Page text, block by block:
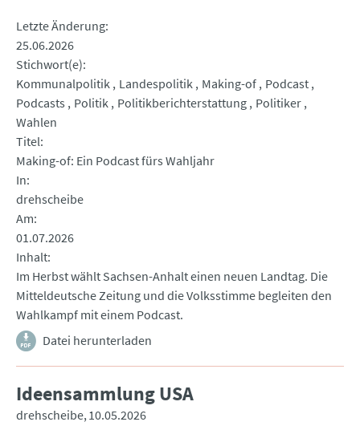
Letzte Änderung
25.06.2026
Stichwort(e)
Kommunalpolitik Landespolitik Making-of Podcast
Podcasts
Politik Politikberichterstattung Politiker
Wahlen
Titel
Making-of: Ein Podcast fürs Wahljahr
In
drehscheibe
Am
01.07.2026
Inhalt
Im Herbst wählt Sachsen-Anhalt einen neuen Landtag. Die
Mitteldeutsche Zeitung und die Volksstimme begleiten den
Wahlkampf mit einem Podcast.
Datei herunterladen
Ideensammlung USA
drehscheibe 10.05.2026